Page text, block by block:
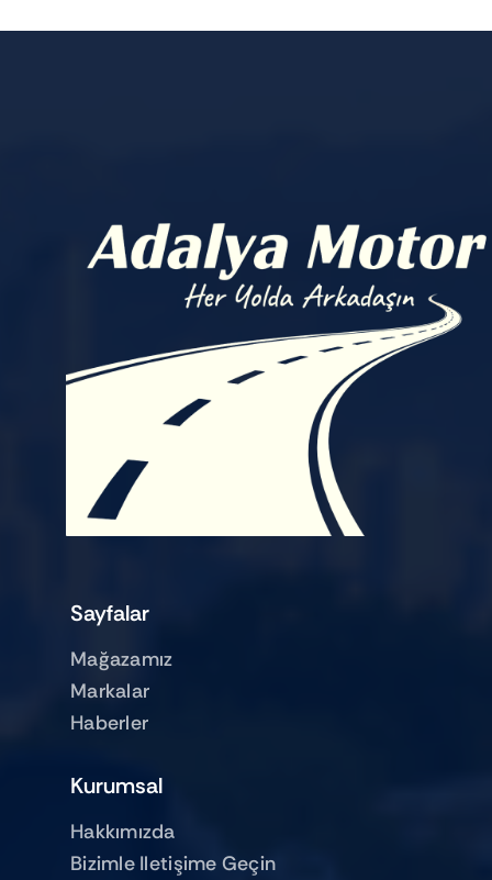
Sayfalar
Mağazamız
Markalar
Haberler
Kurumsal
Hakkımızda
Bizimle Iletişime Geçin